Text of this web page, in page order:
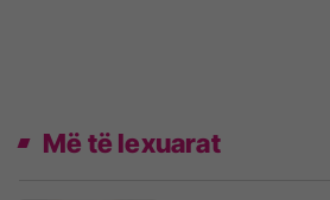
Më të lexuarat